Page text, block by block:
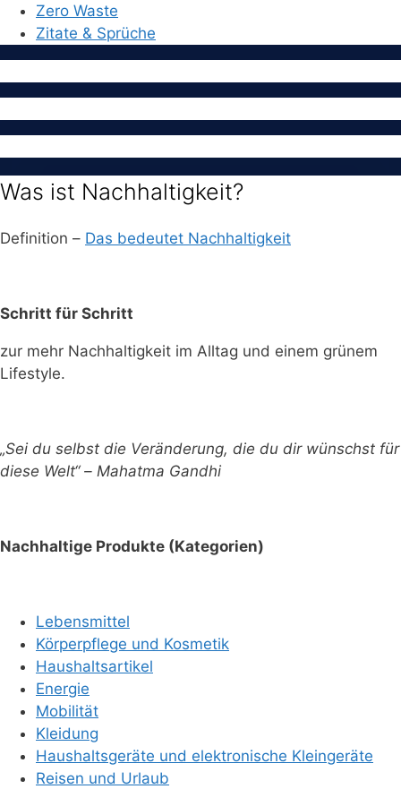
Zero Waste
Zitate & Sprüche
Was ist Nachhaltigkeit?
Definition – Das bedeutet Nachhaltigkeit
Schritt für Schritt
zur mehr Nachhaltigkeit im Alltag und einem grünem
Lifestyle.
„Sei du selbst die Veränderung, die du dir wünschst für
diese Welt“ – Mahatma Gandhi
Nachhaltige Produkte (Kategorien)
Lebensmittel
Körperpflege und Kosmetik
Haushaltsartikel
Energie
Mobilität
Kleidung
Haushaltsgeräte und elektronische Kleingeräte
Reisen und Urlaub